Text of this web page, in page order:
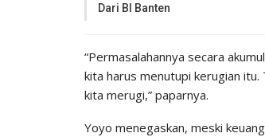
Dari BI Banten
“Permasalahannya secara
kita harus menutupi kerugian
kita merugi,” paparnya.
Yoyo menegaskan, meski